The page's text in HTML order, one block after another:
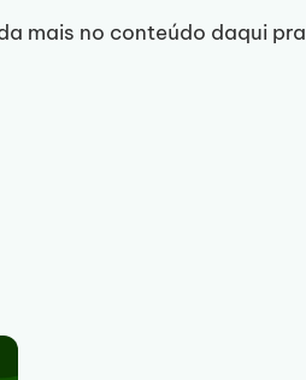
mais no conteúdo daqui pra